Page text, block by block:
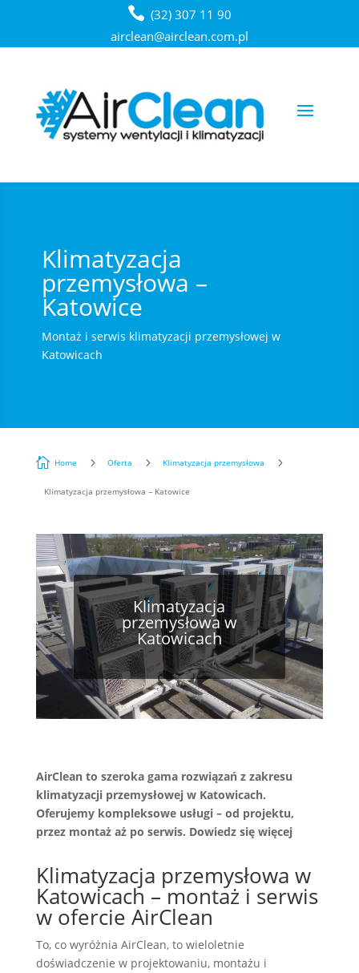
(32) 307 11 90
airclean@airclean.com.pl
Klimatyzacja
przemysłowa –
Katowice
Montaż i serwis klimatyzacji przemysłowej w
Katowicach
 Home 5 Oferta 5 Klimatyzacja przemysłowa 5
Klimatyzacja przemysłowa – Katowice
Klimatyzacja
przemysłowa w
Katowicach
AirClean to szeroka gama rozwiązań z zakresu
klimatyzacji przemysłowej w Katowicach.
Oferujemy kompleksowe usługi – od projektu,
przez montaż aż po serwis. Dowiedz się więcej
Klimatyzacja przemysłowa w
Katowicach – montaż i serwis
w ofercie AirClean
To, co wyróżnia AirClean, to wieloletnie
doświadczenie w projektowaniu, montażu i